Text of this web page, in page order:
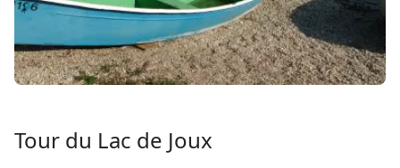
Tour du Lac de Joux